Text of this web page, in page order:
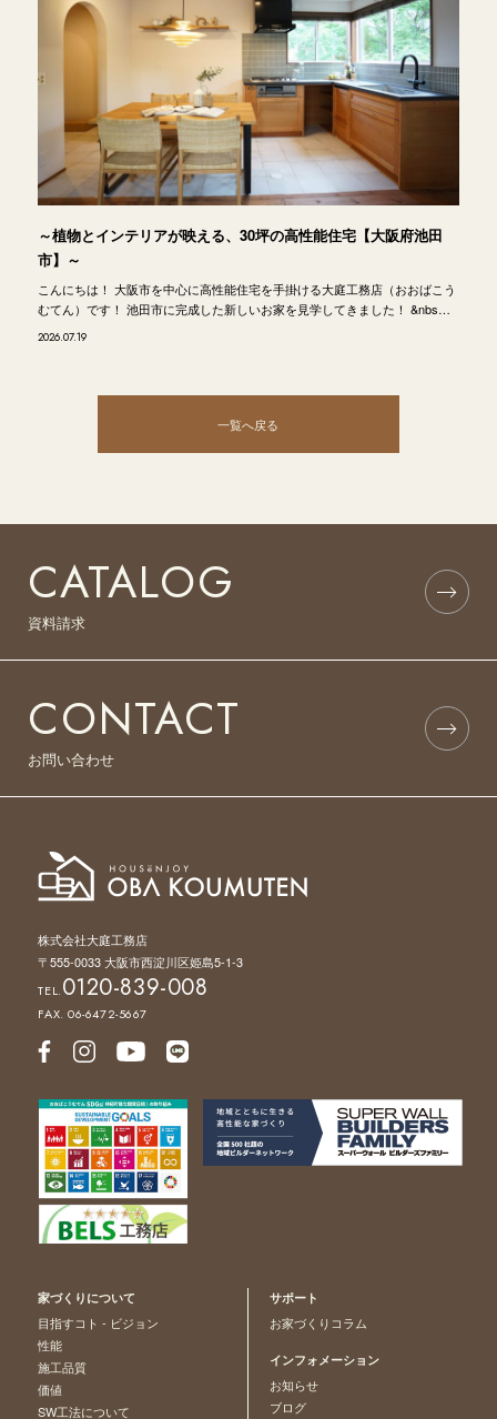
～植物とインテリアが映える、30坪の高性能住宅【大阪府池田
市】～
こんにちは！ 大阪市を中心に高性能住宅を手掛ける大庭工務店（おおばこう
むてん）です！ 池田市に完成した新しいお家を見学してきました！ &nbs…
2026.07.19
一覧へ戻る
CATALOG
資料請求
CONTACT
お問い合わせ
株式会社大庭工務店
〒555-0033 大阪市西淀川区姫島5-1-3
TEL.0120-839-008
FAX. 06-6472-5667
家づくりについて
目指すコト - ビジョン
性能
施工品質
価値
SW工法について
サポート
お家づくりコラム
インフォメーション
お知らせ
ブログ